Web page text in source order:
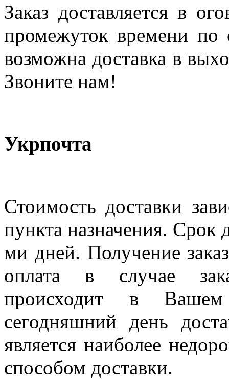
Заказ доставляется в
промежуток времени по
возможна доставка в
Звоните нам!
Укрпочта
Стоимость доставки
пункта назначения. Срок
ми дней. Получение
оплата в случае
происходит в
сегодняшний день
является наиболее
способом доставки.